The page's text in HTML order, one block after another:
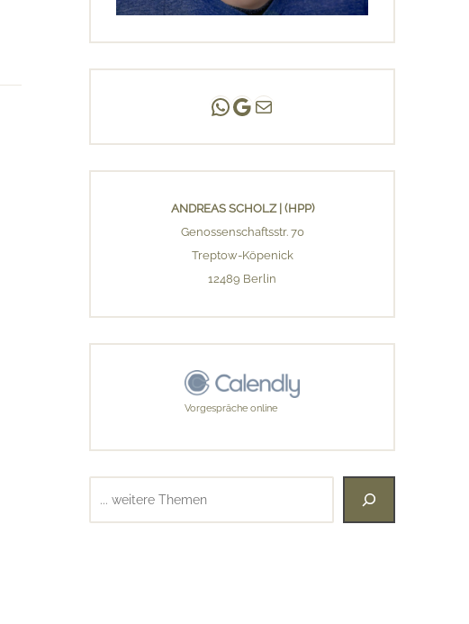
Andreas Scholz | (HPP)
Praxis Adlershof
E-Mail an mich ...
ANDREAS SCHOLZ | (HPP)
Genossenschaftsstr. 70
Treptow-Köpenick
12489 Berlin
Vorgespräche online